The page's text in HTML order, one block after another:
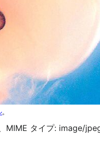
。
MIME タイプ: image/